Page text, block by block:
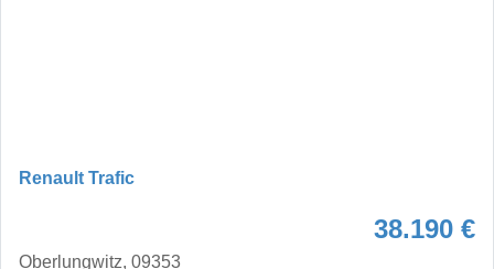
Renault Trafic
38.190 €
Oberlungwitz, 09353